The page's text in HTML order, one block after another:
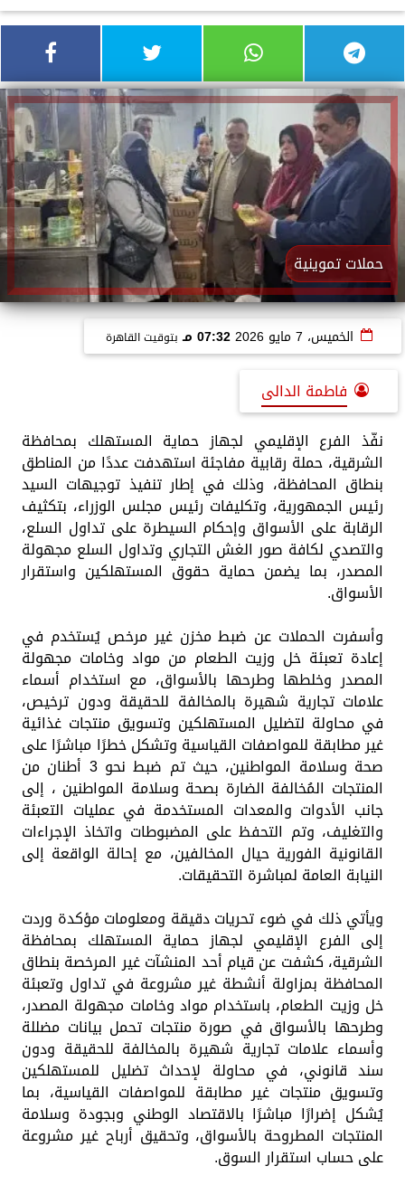
حملات تموينية
الخميس، 7 مايو 2026 07:32 مـ بتوقيت القاهرة
فاطمة الدالى
نفّذ الفرع الإقليمي لجهاز حماية المستهلك بمحافظة
الشرقية، حملة رقابية مفاجئة استهدفت عددًا من المناطق
بنطاق المحافظة، وذلك في إطار تنفيذ توجيهات السيد
رئيس الجمهورية، وتكليفات رئيس مجلس الوزراء، بتكثيف
الرقابة على الأسواق وإحكام السيطرة على تداول السلع،
والتصدي لكافة صور الغش التجاري وتداول السلع مجهولة
المصدر، بما يضمن حماية حقوق المستهلكين واستقرار
الأسواق.
وأسفرت الحملات عن ضبط مخزن غير مرخص يُستخدم في
إعادة تعبئة خل وزيت الطعام من مواد وخامات مجهولة
المصدر وخلطها وطرحها بالأسواق، مع استخدام أسماء
علامات تجارية شهيرة بالمخالفة للحقيقة ودون ترخيص،
في محاولة لتضليل المستهلكين وتسويق منتجات غذائية
غير مطابقة للمواصفات القياسية وتشكل خطرًا مباشرًا على
صحة وسلامة المواطنين، حيث تم ضبط نحو 3 أطنان من
المنتجات المُخالفة الضارة بصحة وسلامة المواطنين ، إلى
جانب الأدوات والمعدات المستخدمة في عمليات التعبئة
والتغليف، وتم التحفظ على المضبوطات واتخاذ الإجراءات
القانونية الفورية حيال المخالفين، مع إحالة الواقعة إلى
النيابة العامة لمباشرة التحقيقات.
ويأتي ذلك في ضوء تحريات دقيقة ومعلومات مؤكدة وردت
إلى الفرع الإقليمي لجهاز حماية المستهلك بمحافظة
الشرقية، كشفت عن قيام أحد المنشآت غير المرخصة بنطاق
المحافظة بمزاولة أنشطة غير مشروعة في تداول وتعبئة
خل وزيت الطعام، باستخدام مواد وخامات مجهولة المصدر،
وطرحها بالأسواق في صورة منتجات تحمل بيانات مضللة
وأسماء علامات تجارية شهيرة بالمخالفة للحقيقة ودون
سند قانوني، في محاولة لإحداث تضليل للمستهلكين
وتسويق منتجات غير مطابقة للمواصفات القياسية، بما
يُشكل إضرارًا مباشرًا بالاقتصاد الوطني وبجودة وسلامة
المنتجات المطروحة بالأسواق، وتحقيق أرباح غير مشروعة
على حساب استقرار السوق.